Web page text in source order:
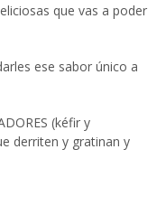
que vas a poder
ese sabor único a
(kéfir y
derriten y gratinan y